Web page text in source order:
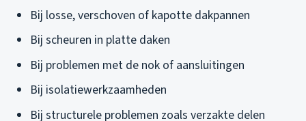
Bij losse, verschoven of kapotte dakpannen
Bij scheuren in platte daken
Bij problemen met de nok of aansluitingen
Bij isolatiewerkzaamheden
Bij structurele problemen zoals verzakte delen